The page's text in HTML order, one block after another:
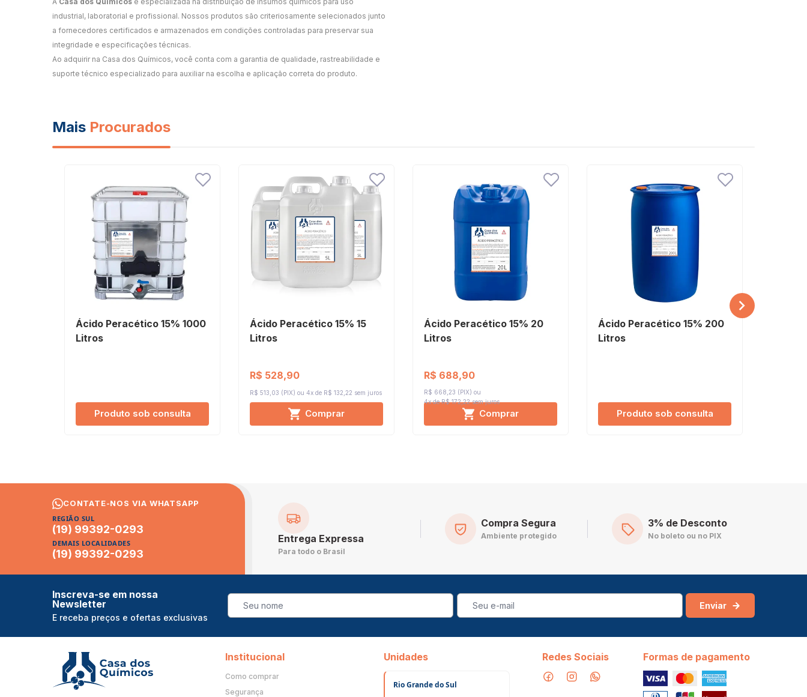
industrial, laboratorial e profissional. Nossos produtos são criteriosamente selecionados junto
a fornecedores certificados e armazenados em condições controladas para preservar sua
integridade e especificações técnicas.
Ao adquirir na Casa dos Químicos, você conta com a garantia de qualidade, rastreabilidade e
suporte técnico especializado para auxiliar na escolha e aplicação correta do produto.
Mais Procurados
Ácido Peracético 15% 1000
Litros
Produto sob consulta
Ácido Peracético 15% 15
Litros
R$ 528,90
R$ 513,03 (PIX) 4x de R$ 132,22 sem juros
Comprar
Ácido Peracético 15% 20
Litros
R$ 688,90
R$ 668,23 (PIX)
4x de R$ 172,22sem juros
Comprar
Ácido Peracético 15% 200
Litros
Produto sob consulta
CONTATE-NOS VIA WHATSAPP
REGIÃO SUL
(19) 99392-0293
DEMAIS LOCALIDADES
(19) 99392-0293
Entrega Expressa
Para todo o Brasil
Compra Segura
Ambiente protegido
3% de Desconto
No boleto ou no PIX
Inscreva-se em nossa
Newsletter
E receba preços e ofertas exclusivas
Enviar
Institucional
Como comprar
Segurança
Unidades
Rio Grande do Sul
Redes Sociais Formas de pagamento